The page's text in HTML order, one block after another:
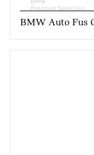
BMW Auto Fus